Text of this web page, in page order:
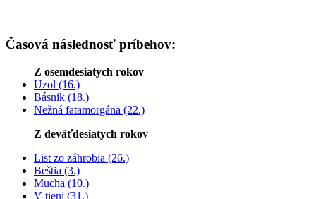
Časová následnosť príbehov:
Z osemdesiatych rokov
Uzol (16.)
Básnik (18.)
Nežná fatamorgána (22.)
Z deväťdesiatych rokov
List zo záhrobia (26.)
Beštia (3.)
Mucha (10.)
V tieni (31.)